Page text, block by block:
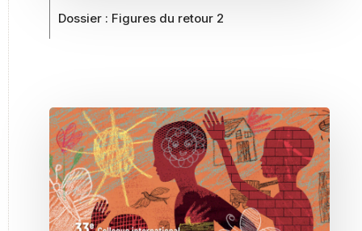
Dossier : Figures du retour 2